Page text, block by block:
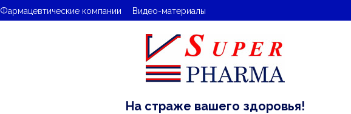
Фармацевтические компании Видео-материалы
На страже вашего здоровья!